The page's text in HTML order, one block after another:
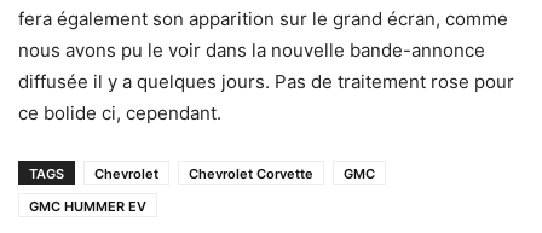
fera également son apparition sur le grand écran, comme
nous avons pu le voir dans la nouvelle bande-annonce
diffusée il y a quelques jours. Pas de traitement rose pour
ce bolide ci, cependant.
TAGS Chevrolet Chevrolet Corvette
GMC
GMC HUMMER EV